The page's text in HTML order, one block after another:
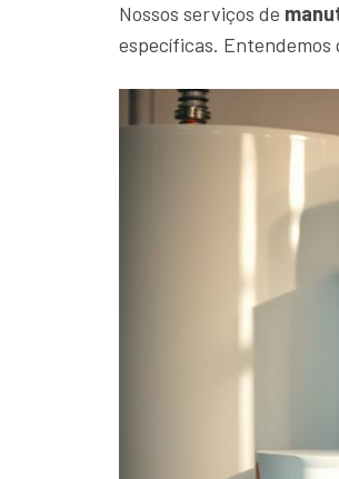
Nossos serviços de
específicas.